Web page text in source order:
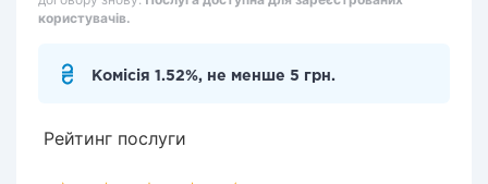
користувачів.
Комісія 1.52%, не менше 5 грн.
Рейтинг послуги